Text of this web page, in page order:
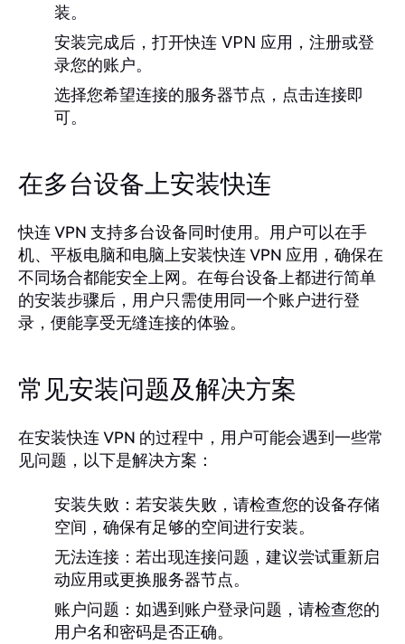
装。
安装完成后，打开快连 VPN 应用，注册或登
录您的账户。
选择您希望连接的服务器节点，点击连接即
可。
在多台设备上安装快连
快连 VPN 支持多台设备同时使用。用户可以在手
机、平板电脑和电脑上安装快连 VPN 应用，确保在
不同场合都能安全上网。在每台设备上都进行简单
的安装步骤后，用户只需使用同一个账户进行登
录，便能享受无缝连接的体验。
常见安装问题及解决方案
在安装快连 VPN 的过程中，用户可能会遇到一些常
见问题，以下是解决方案：
安装失败： 若安装失败，请检查您的设备存储
空间，确保有足够的空间进行安装。
无法连接： 若出现连接问题，建议尝试重新启
动应用或更换服务器节点。
账户问题： 如遇到账户登录问题，请检查您的
用户名和密码是否正确。